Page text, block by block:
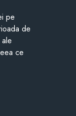
pe
de
ce